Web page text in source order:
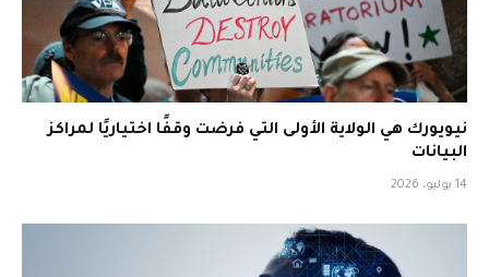
نيويورك هي الولاية الأولى التي فرضت وقفًا اختياريًا لمراكز
البيانات
14 يوليو، 2026